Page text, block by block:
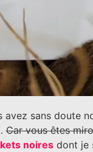
sans doute
Car vous êtes
noiresdont je